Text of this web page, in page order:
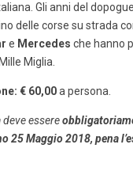
Gli anni del
delle corse su strada
e Mercedes che hanno
Miglia.
€ 60,00a persona.
deve essere
25 Maggio 2018, pena